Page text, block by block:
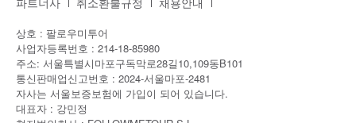
상호 : 팔로우미투어
사업자등록번호 : 214-18-85980
주소: 서울특별시마포구독막로28길10,109동B101
통신판매업신고번호 : 2024-서울마포-2481
자사는 서울보증보험에 가입이 되어 있습니다.
대표자 : 강민정